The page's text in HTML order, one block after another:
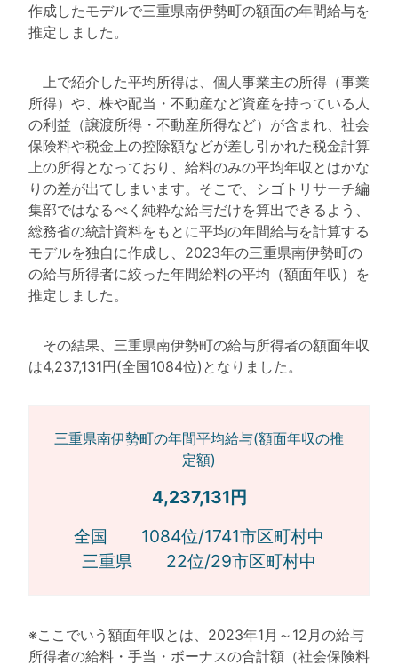
作成したモデルで三重県南伊勢町の額面の年間給与を
推定しました。
上で紹介した平均所得は、個人事業主の所得（事業
所得）や、株や配当・不動産など資産を持っている人
の利益（譲渡所得・不動産所得など）が含まれ、社会
保険料や税金上の控除額などが差し引かれた税金計算
上の所得となっており、給料のみの平均年収とはかな
りの差が出てしまいます。そこで、シゴトリサーチ編
集部ではなるべく純粋な給与だけを算出できるよう、
総務省の統計資料をもとに平均の年間給与を計算する
モデルを独自に作成し、2023年の三重県南伊勢町の
の給与所得者に絞った年間給料の平均（額面年収）を
推定しました。
その結果、三重県南伊勢町の給与所得者の額面年収
は4,237,131円(全国1084位)となりました。
三重県南伊勢町の年間平均給与(額面年収の推
定額)
4,237,131円
全国 1084位/1741市区町村中
三重県 22位/29市区町村中
※ここでいう額面年収とは、2023年1月～12月の給与
所得者の給料・手当・ボーナスの合計額（社会保険料